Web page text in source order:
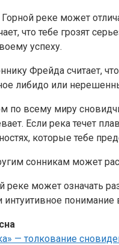
реке может
что тебе грозят
успеху.
Фрейда считает,
либидо или
по всему миру
Если река течет
которые тебе
сонникам может
реке может означать
интуитивное
— толкование